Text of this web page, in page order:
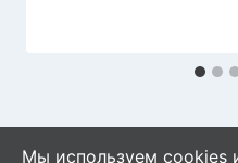
Мы используем cookies